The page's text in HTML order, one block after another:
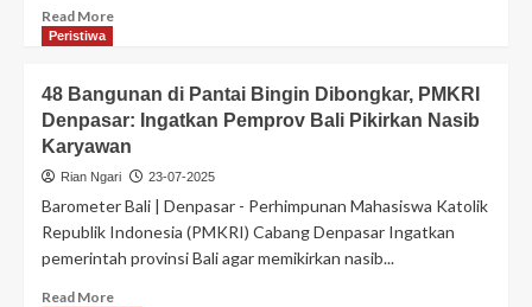
Read More
Peristiwa
48 Bangunan di Pantai Bingin Dibongkar, PMKRI
Denpasar: Ingatkan Pemprov Bali Pikirkan Nasib
Karyawan
Rian Ngari 23-07-2025
Barometer Bali | Denpasar - Perhimpunan Mahasiswa Katolik
Republik Indonesia (PMKRI) Cabang Denpasar Ingatkan
pemerintah provinsi Bali agar memikirkan nasib...
Read More